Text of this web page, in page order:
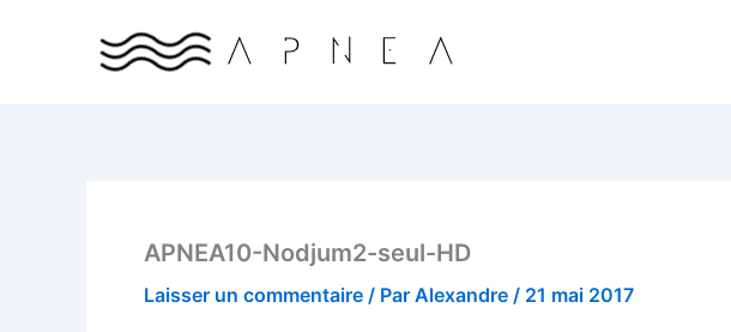
APNEA10-Nodjum2-seul-HD
Laisser un commentaire / Par Alexandre / 21 mai 2017